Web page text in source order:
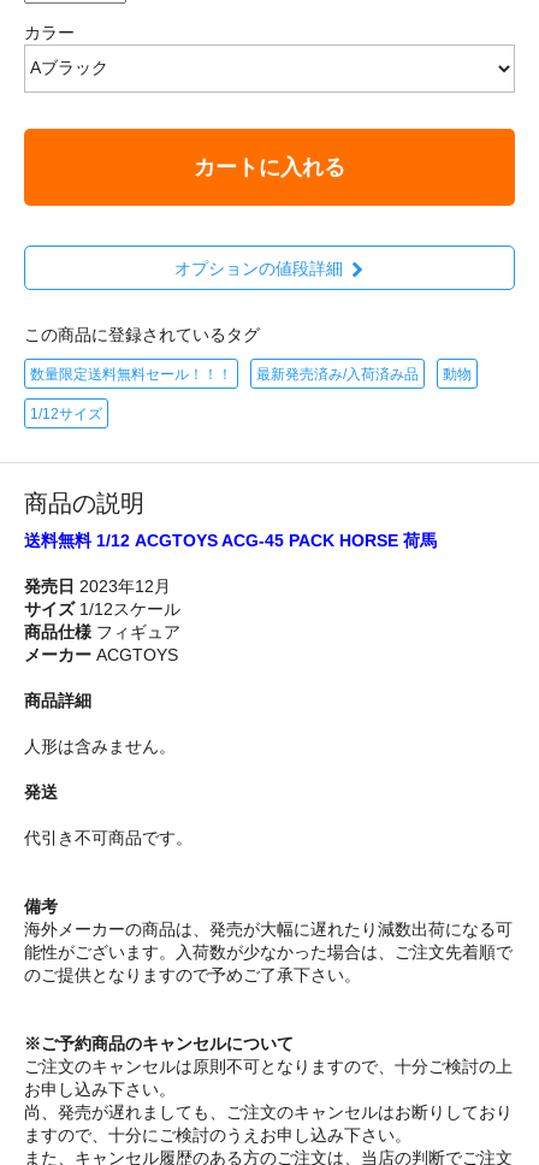
カラー
カートに入れる
オプションの値段詳細
この商品に登録されているタグ
数量限定送料無料セール！！！ 最新発売済み/入荷済み品 動物
1/12サイズ
商品の説明
送料無料 1/12 ACGTOYS ACG-45 PACK HORSE 荷馬
発売日 2023年12月
サイズ1/12スケール
商品仕様 フィギュア
メーカー ACGTOYS
商品詳細
人形は含みません。
発送
代引き不可商品です。
備考
海外メーカーの商品は、発売が大幅に遅れたり減数出荷になる可
能性がございます。入荷数が少なかった場合は、ご注文先着順で
のご提供となりますので予めご了承下さい。
※ご予約商品のキャンセルについて
ご注文のキャンセルは原則不可となりますので、十分ご検討の上
お申し込み下さい。
尚、発売が遅れましても、ご注文のキャンセルはお断りしており
ますので、十分にご検討のうえお申し込み下さい。
また、キャンセル履歴のある方のご注文は、当店の判断でご注文